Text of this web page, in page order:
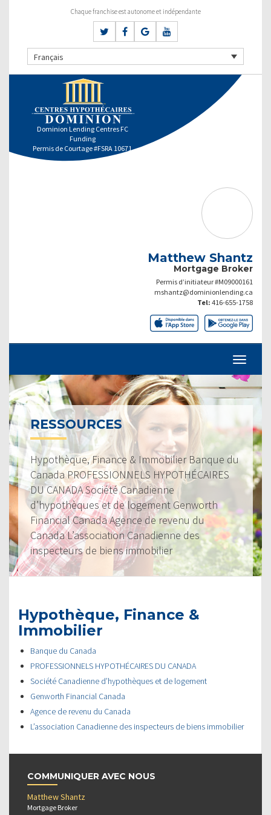
Chaque franchise est autonome et indépendante
Français
Dominion Lending Centres FC
Funding
Permis de Courtage #FSRA 10671
Matthew Shantz
Mortgage Broker
Permis d’initiateur #M09000161
mshantz@dominionlending.ca
Tel: 416-655-1758
RESSOURCES
Hypothèque, Finance & Immobilier Banque du
Canada PROFESSIONNELS HYPOTHÉCAIRES
DU CANADA Société Canadienne
d’hypothèques et de logement Genworth
Financial Canada Agence de revenu du
Canada L’association Canadienne des
inspecteurs de biens immobilier
Hypothèque, Finance &
Immobilier
Banque du Canada
PROFESSIONNELS HYPOTHÉCAIRES DU CANADA
Société Canadienne d’hypothèques et de logement
Genworth Financial Canada
Agence de revenu du Canada
L’association Canadienne des inspecteurs de biens immobilier
COMMUNIQUER AVEC NOUS
Matthew Shantz
Mortgage Broker